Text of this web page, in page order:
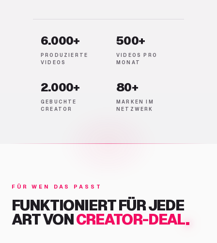
6.000+
PRODUZIERTE
VIDEOS
500+
VIDEOS PRO
MONAT
2.000+
GEBUCHTE
CREATOR
80+
MARKEN IM
NETZWERK
FÜR WEN DAS PASST
FUNKTIONIERT FÜR JEDE
ART VONCREATOR-DEAL.